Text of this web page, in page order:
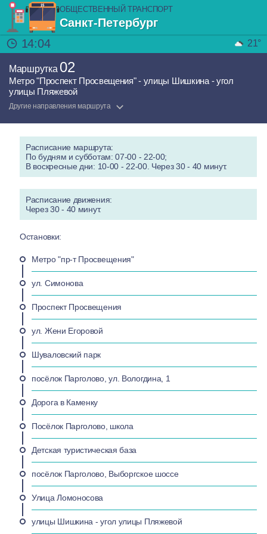
ОБЩЕСТВЕННЫЙ ТРАНСПОРТ
Санкт-Петербург
14:04
21°
Маршрутка 02
Метро "Проспект Просвещения" - улицы Шишкина - угол
улицы Пляжевой
Другие направления маршрута
Расписание маршрута:
По будням и субботам: 07-00 - 22-00;
В воскресные дни: 10-00 - 22-00. Через 30 - 40 минут.
Расписание движения:
Через 30 - 40 минут.
Остановки:
Метро "пр-т Просвещения"
ул. Симонова
Проспект Просвещения
ул. Жени Егоровой
Шуваловский парк
посёлок Парголово, ул. Вологдина, 1
Дорога в Каменку
Посёлок Парголово, школа
Детская туристическая база
посёлок Парголово, Выборгское шоссе
Улица Ломоносова
улицы Шишкина - угол улицы Пляжевой